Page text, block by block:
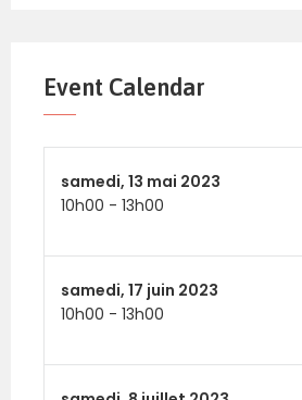
Event Calendar
samedi, 13 mai 2023
10h00 - 13h00
samedi, 17 juin 2023
10h00 - 13h00